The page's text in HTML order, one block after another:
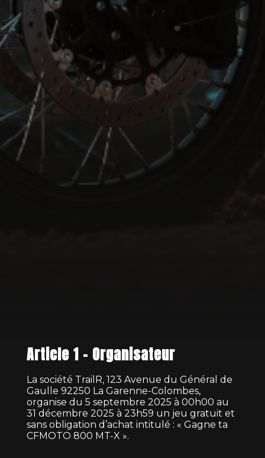
Article 1 – Organisateur
La société TrailR, 123 Avenue du Général de
Gaulle 92250 La Garenne-Colombes,
organise du 5 septembre 2025 à 00h00 au
31 décembre 2025 à 23h59 un jeu gratuit et
sans obligation d’achat intitulé : « Gagne ta
CFMOTO 800 MT-X ».